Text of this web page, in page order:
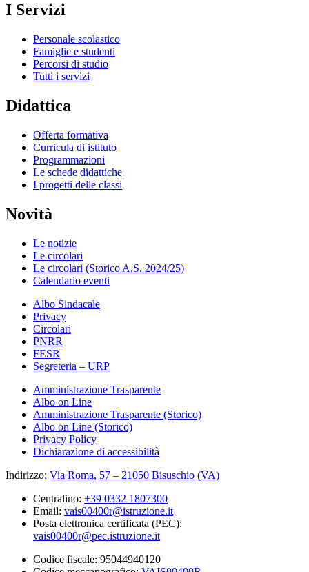
I Servizi
Personale scolastico
Famiglie e studenti
Percorsi di studio
Tutti i servizi
Didattica
Offerta formativa
Curricula di istituto
Programmazioni
Le schede didattiche
I progetti delle classi
Novità
Le notizie
Le circolari
Le circolari (Storico A.S. 2024/25)
Calendario eventi
Albo Sindacale
Privacy
Circolari
PNRR
FESR
Segreteria – URP
Amministrazione Trasparente
Albo on Line
Amministrazione Trasparente (Storico)
Albo on Line (Storico)
Privacy Policy
Dichiarazione di accessibilità
Indirizzo: Via Roma, 57 – 21050 Bisuschio (VA)
Centralino: +39 0332 1807300
Email: vais00400r@istruzione.it
Posta elettronica certificata (PEC):
vais00400r@pec.istruzione.it
Codice fiscale: 95044940120